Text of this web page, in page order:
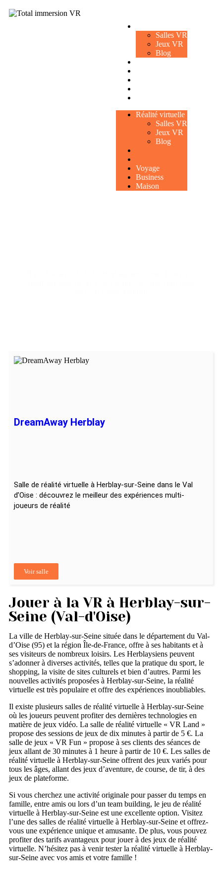
Salles VR
Jeux VR
Blog
Réalité virtuelle
Salles VR
Jeux VR
Blog
Voyage
Business
Maison
Jouer à la VR à Herblay-sur-
Seine (Val-d'Oise)
La ville de Herblay-sur-Seine située dans le département du Val-
d’Oise (95) et la région Île-de-France, offre à ses habitants et à
ses visiteurs de nombreux loisirs. Les Herblaysiens peuvent
s’adonner à diverses activités, telles que la pratique du sport, le
shopping, la visite de sites culturels et bien d’autres. Parmi les
nouvelles activités proposées à Herblay-sur-Seine, la réalité
virtuelle est très populaire et offre des expériences inoubliables.
Il existe plusieurs salles de réalité virtuelle à Herblay-sur-Seine
où les joueurs peuvent profiter des dernières technologies en
matière de jeux vidéo. La salle de réalité virtuelle « VR Land »
propose des sessions de jeux de dix minutes à partir de 5 €. La
salle de jeux « VR Fun » propose à ses clients des séances de
jeux allant de 30 minutes à 1 heure à partir de 10 €. Les salles de
réalité virtuelle à Herblay-sur-Seine offrent des jeux variés pour
tous les âges, allant des jeux d’aventure, de course, de tir, à des
jeux de plateforme.
Si vous cherchez une activité originale pour passer du temps en
famille, entre amis ou lors d’un team building, le jeu de réalité
virtuelle à Herblay-sur-Seine est une excellente option. Visitez
l’une des salles de réalité virtuelle à Herblay-sur-Seine et offrez-
vous une expérience unique et amusante. De plus, vous pouvez
profiter des tarifs avantageux pour jouer à des jeux de réalité
virtuelle. N’hésitez pas à venir tester la réalité virtuelle à Herblay-
sur-Seine avec vos amis et votre famille !
DreamAway Herblay
Salle de réalité virtuelle à Herblay-sur-Seine dans le Val
d’Oise : découvrez le meilleur des expériences multi-
joueurs de réalité
Voir salle